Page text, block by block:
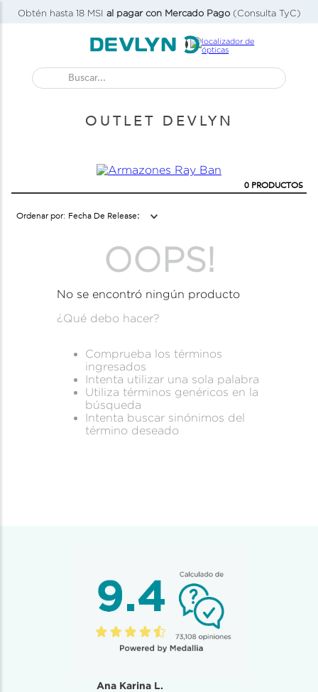
Obtén hasta 18 MSI al pagar con Mercado Pago(Consulta TyC)
Buscar...
OUTLET DEVLYN
0 PRODUCTOS
Fecha De Release
OOPS!
No se encontró ningún producto
¿Qué debo hacer?
Comprueba los términos
ingresados
Intenta utilizar una sola palabra
Utiliza términos genéricos en la
búsqueda
Intenta buscar sinónimos del
término deseado
Ana Karina L.